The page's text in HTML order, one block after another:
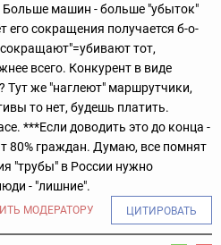
Больше машин - больше "убыток"
его сокращения получается б-о-
тот,
всего. Конкурент в виде
Тут же "наглеют" маршрутчики,
то нет, будешь платить.
***Если доводить это до конца -
80% граждан. Думаю, все помнят
"трубы" в России нужно
- "лишние".
МОДЕРАТОРУ ЦИТИРОВАТЬ